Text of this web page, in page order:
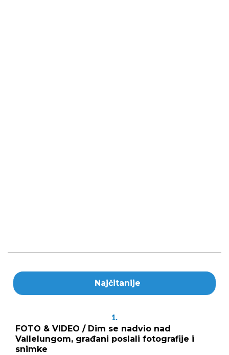
Najčitanije
1.
FOTO & VIDEO / Dim se nadvio nad
Vallelungom, građani poslali fotografije i
snimke